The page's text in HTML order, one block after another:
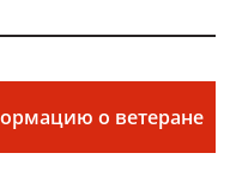
о ветеране